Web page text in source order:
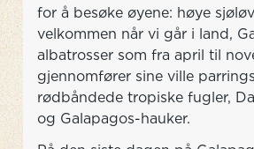
for å besøke øyene: høye
velkommen når vi går i land,
albatrosser som fra april til
gjennomfører sine ville
rødbåndede tropiske fugler,
og Galapagos-hauker.